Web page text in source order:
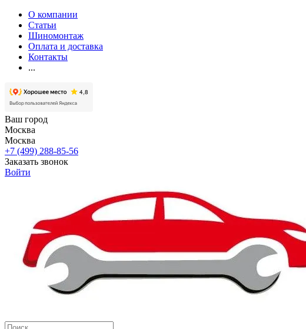
О компании
Статьи
Шиномонтаж
Оплата и доставка
Контакты
...
Ваш город
Москва
Москва
+7 (499) 288-85-56
Заказать звонок
Войти